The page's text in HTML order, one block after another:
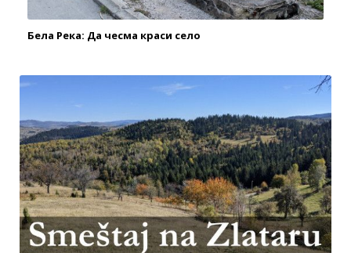
Бела Река: Да чесма краси село